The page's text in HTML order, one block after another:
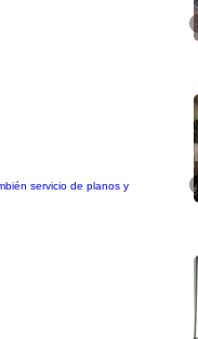
servicio de planos y